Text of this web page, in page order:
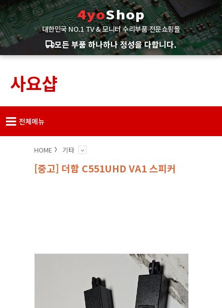
4yoShop
대한민국 NO.1 TV & 모니터 수리부품 전문쇼핑몰
모든 부품 하나하나 정성을 다합니다.
사요샵
전체메뉴
HOME 기타
[중고] 더함 C551UHD VA1 스피커